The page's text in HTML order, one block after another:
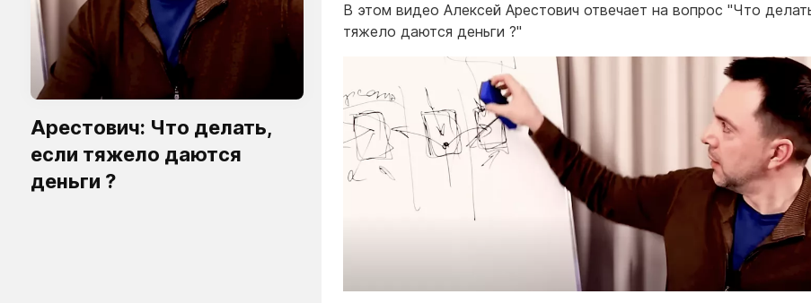
Арестович: Что делать,
если тяжело даются
деньги ?
В этом видео Алексей Арестович отвечает на вопрос "Что
тяжело даются деньги ?"